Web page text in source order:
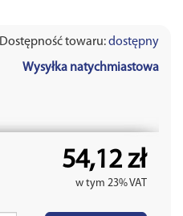
Dostępność towaru:dostępny
Wysyłka natychmiastowa
54,12 zł
w tym 23% VAT